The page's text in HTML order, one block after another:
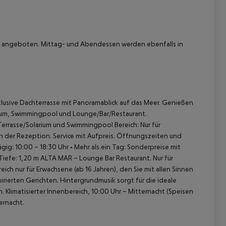
Mittag- und Abendessen werden ebenfalls in
Dachterrasse mit Panoramablick auf das Meer. Genießen
Swimmingpool und Lounge/Bar/Restaurant.
Solarium und Swimmingpool Bereich: Nur für
der Rezeption. Service mit Aufpreis. Öffnungszeiten und
10:00 – 18:30 Uhr • Mehr als ein Tag: Sonderpreise mit
1,20 m ALTA MAR – Lounge Bar Restaurant. Nur für
nur für Erwachsene (ab 16 Jahren), den Sie mit allen Sinnen
Gerichten. Hintergrundmusik sorgt für die ideale
Klimatisierter Innenbereich, 10:00 Uhr – Mitternacht (Speisen